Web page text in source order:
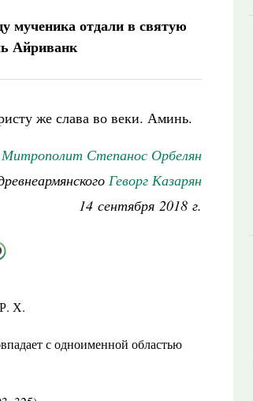
мученика отдали в святую
Айриванк
же слава во веки. Аминь.
Митрополит Степанос Орбелян
Геворг Казарян
14 сентября 2018 г.
Х.
с одноименной областью